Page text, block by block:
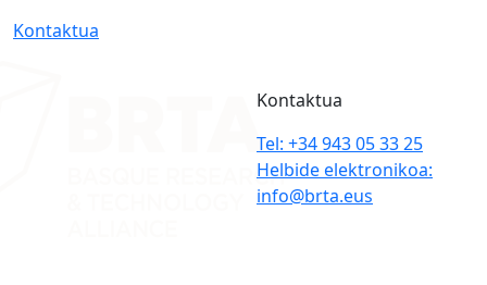
Kontaktua
Kontaktua
Tel: +34 943 05 33 25
Helbide elektronikoa:
info@brta.eus